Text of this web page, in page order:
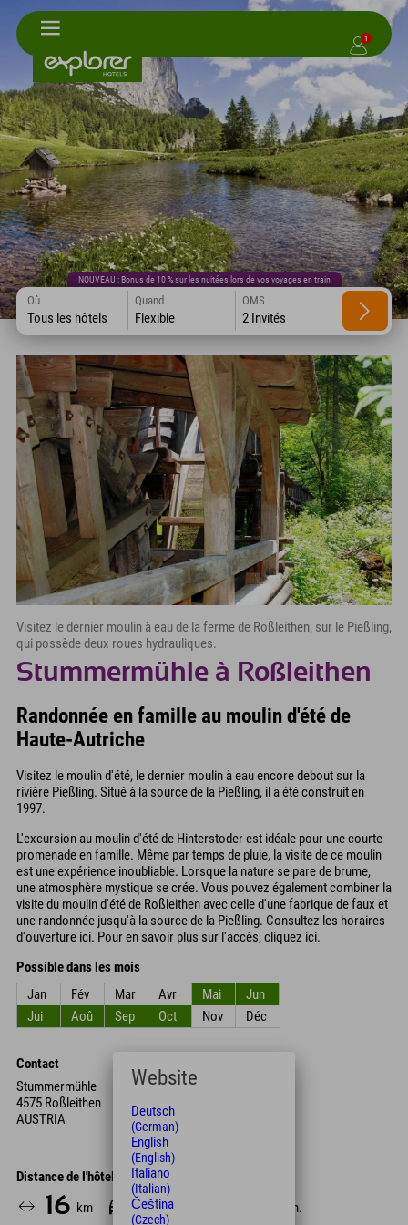
1
NOUVEAU : Bonus de 10 % sur les nuitées lors de vos voyages en train
Où
Tous les hôtels
Quand
Flexible
OMS
2 Invités
Visitez le dernier moulin à eau de la ferme de Roßleithen, sur le Pießling,
qui possède deux roues hydrauliques.
Stummermühle à Roßleithen
Randonnée en famille au moulin d'été de
Haute-Autriche
Visitez le moulin d'été, le dernier moulin à eau encore debout sur la
rivière Pießling. Situé à la source de la Pießling, il a été construit en
1997.
L'excursion au moulin d'été de Hinterstoder est idéale pour une courte
promenade en famille. Même par temps de pluie, la visite de ce moulin
est une expérience inoubliable. Lorsque la nature se pare de brume,
une atmosphère mystique se crée. Vous pouvez également combiner la
visite du moulin d'été de Roßleithen avec celle d'une fabrique de faux et
une randonnée jusqu'à la source de la Pießling. Consultez les horaires
d'ouverture ici. Pour en savoir plus sur l'accès, cliquez ici.
Possible dans les mois
Jan
Fév Mar Avr Mai
Jun
Jui
Aoû Sep Oct Nov Déc
Contact
Stummermühle
4575 Roßleithen
AUSTRIA
Distance de l'hôtel
16 km 16 Min. Min.
Website
Deutsch
(German)
English
(English)
Italiano
(Italian)
Čeština
(Czech)